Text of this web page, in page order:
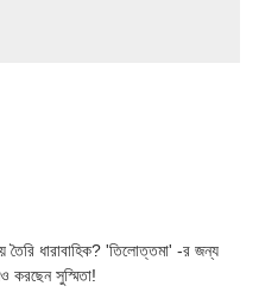
তৈরি ধারাবাহিক? 'তিলোত্তমা' -র জন্য
করছেন সুস্মিতা!